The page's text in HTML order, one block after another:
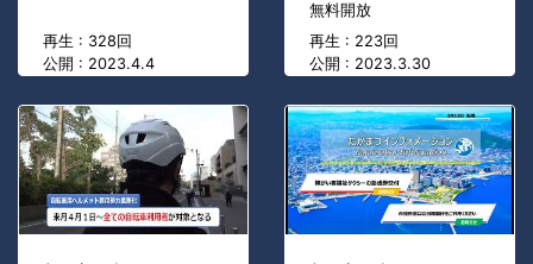
再生 : 328回
公開 : 2023.4.4
無料開放
再生 : 223回
公開 : 2023.3.30